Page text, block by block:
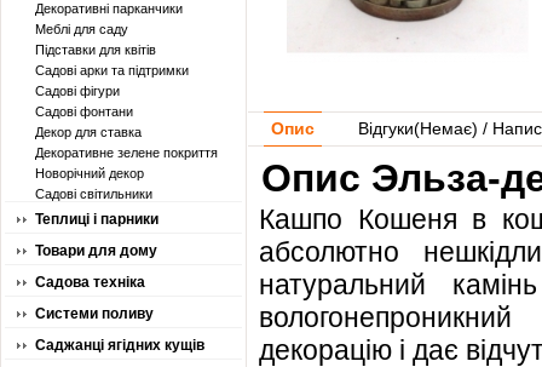
Декоративні парканчики
Меблі для саду
Підставки для квітів
Садові арки та підтримки
Садові фігури
Садові фонтани
Декор для ставка
Декоративне зелене покриття
Новорічний декор
Садові світильники
Теплиці і парники
Товари для дому
Садова техніка
Системи поливу
Саджанці ягідних кущів
Опис Відгуки(Немає) /
Опис Эльза-
Кашпо Кошеня в
абсолютно
натуральний
декорацію і дає